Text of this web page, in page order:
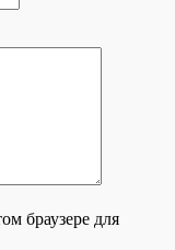
браузере для